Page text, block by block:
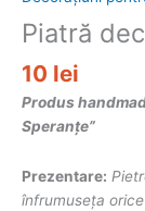
Piatră
10 lei
Produs
Speranțe”
Prezentare:
înfrumuseța